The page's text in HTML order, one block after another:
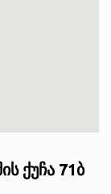
ქუჩა 71ბ